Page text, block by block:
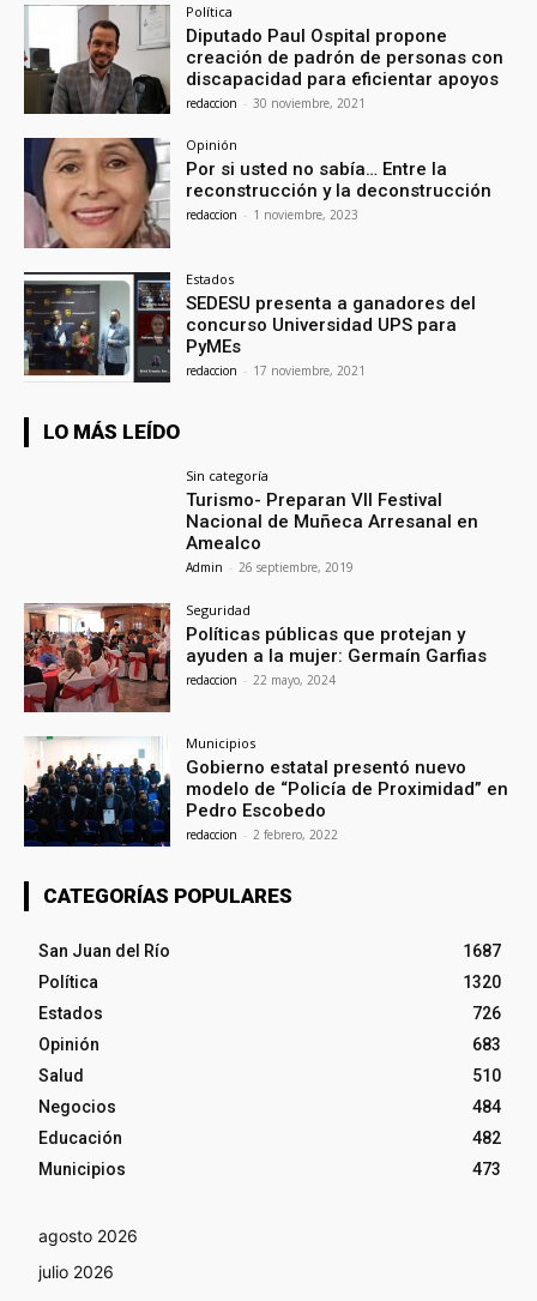
Política
Diputado Paul Ospital propone
creación de padrón de personas con
discapacidad para eficientar apoyos
redaccion - 30 noviembre, 2021
Opinión
Por si usted no sabía… Entre la
reconstrucción y la deconstrucción
redaccion - 1 noviembre, 2023
Estados
SEDESU presenta a ganadores del
concurso Universidad UPS para
PyMEs
redaccion - 17 noviembre, 2021
LO MÁS LEÍDO
Sin categoría
Turismo- Preparan VII Festival
Nacional de Muñeca Arresanal en
Amealco
Admin - 26 septiembre, 2019
Seguridad
Políticas públicas que protejan y
ayuden a la mujer: Germaín Garfias
redaccion - 22 mayo, 2024
Municipios
Gobierno estatal presentó nuevo
modelo de “Policía de Proximidad” en
Pedro Escobedo
redaccion - 2 febrero, 2022
CATEGORÍAS POPULARES
San Juan del Río
1687
Política
1320
Estados
726
Opinión
683
Salud
510
Negocios
484
Educación
482
Municipios
473
agosto 2026
julio 2026